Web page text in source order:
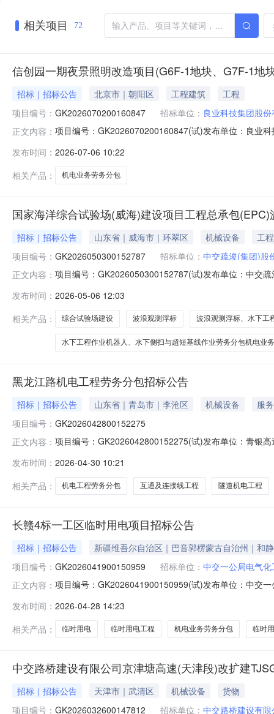
相关项目 72
信创园一期夜景照明改造项目(G6F-1地块、G7F-1
招标｜招标公告 北京市｜朝阳区 工程建筑
工程
项目编号： GK2026070200160847 招标单位： 良业科技集团股
正文内容： 项目编号：GK2026070200160847(试)发布单位：良业
地块）施工（项目名称）标段一、标段二机电业务劳务分
发布时间： 2026-07-06 10:22
相关产品：
机电业务劳务分包
国家海洋综合试验场(威海)建设项目工程总承包
招标｜招标公告 山东省｜威海市｜环翠区 机械设备
工程
项目编号： GK2026050300152787 招标单位： 中交疏浚(集团)股
正文内容： 项目编号：GK2026050300152787(试)发布单位：中交
（EPC）波浪观测浮标、水下工程作业机器人、水下侧
发布时间： 2026-05-06 12:03
相关产品：
综合试验场建设 波浪观测浮标 波浪观测浮标、水下工
水下工程作业机器人、水下侧扫与超短基线作业劳务分包机电业
黑龙江路机电工程劳务分包招标公告
招标｜招标公告 山东省｜青岛市｜李沧区 机械设备
服务
项目编号： GK2026042800152275
正文内容： 项目编号：GK2026042800152275(试)发布单位：青银
工程劳务分包招标公告.pdf
发布时间： 2026-04-30 10:21
相关产品：
机电工程劳务分包 互通及连接线工程 隧道机电工程
长赣4标一工区临时用电项目招标公告
招标｜招标公告
新疆维吾尔自治区｜巴音郭楞蒙古自治州｜和
项目编号： GK2026041900150959 招标单位： 中交一公局电气
正文内容： 项目编号：GK2026041900150959(试)发布单位：中交
发布时间： 2026-04-28 14:23
相关产品：
临时用电 临时用电工程 机电业务劳务分包 临时
中交路桥建设有限公司京津塘高速(天津段)改扩建
招标｜招标公告 天津市｜武清区 机械设备
货物
项目编号： GK2026032600147812 招标单位： 中交路桥建设有限